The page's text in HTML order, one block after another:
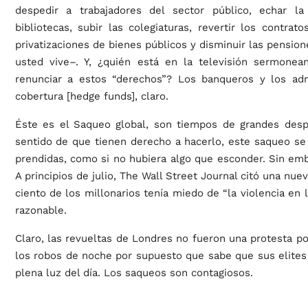
despedir a trabajadores del sector público, echar
bibliotecas, subir las colegiaturas, revertir los
privatizaciones de bienes públicos y disminuir las
usted vive–. Y, ¿quién está en la televisión
renunciar a estos “derechos”? Los banqueros y los
cobertura [hedge funds], claro.
Éste es el Saqueo global, son tiempos de grandes
sentido de que tienen derecho a hacerlo, este saqueo
prendidas, como si no hubiera algo que esconder. Sin
A principios de julio, The Wall Street Journal citó una
ciento de los millonarios tenía miedo de “la violencia en
razonable.
Claro, las revueltas de Londres no fueron una protesta
los robos de noche por supuesto que sabe que sus
plena luz del día. Los saqueos son contagiosos.